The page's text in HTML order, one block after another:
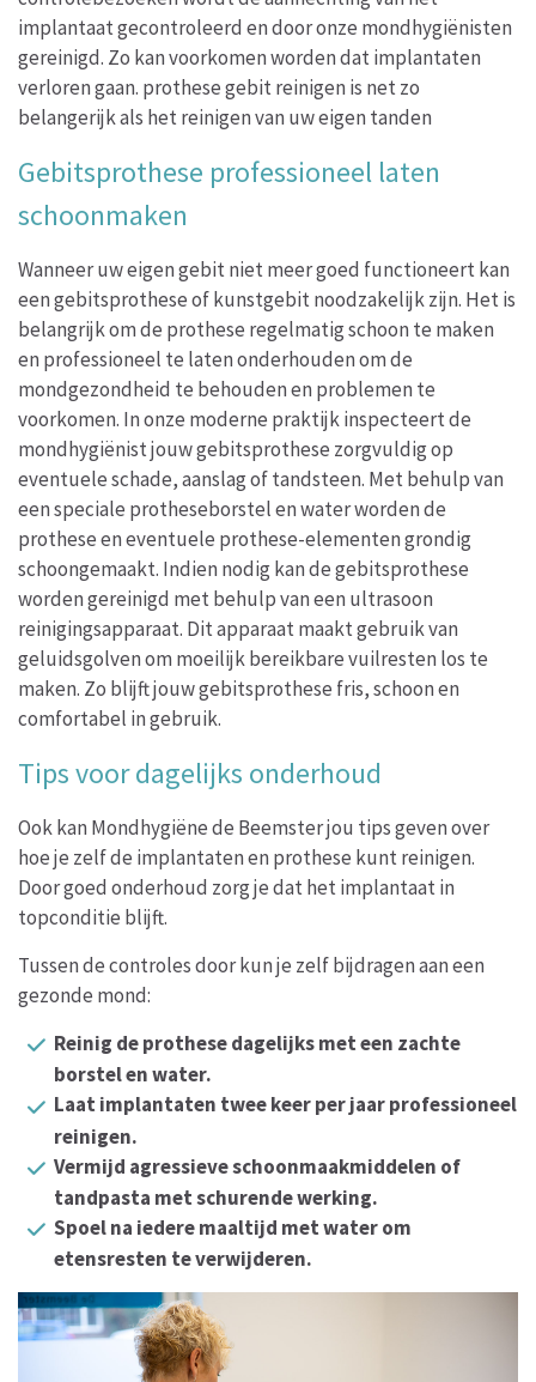
implantaat gecontroleerd en door onze mondhygiënisten
gereinigd. Zo kan voorkomen worden dat implantaten
verloren gaan. prothese gebit reinigen is net zo
belangerijk als het reinigen van uw eigen tanden
Gebitsprothese professioneel laten
schoonmaken
Wanneer uw eigen gebit niet meer goed functioneert kan
een gebitsprothese of kunstgebit noodzakelijk zijn. Het is
belangrijk om de prothese regelmatig schoon te maken
en professioneel te laten onderhouden om de
mondgezondheid te behouden en problemen te
voorkomen. In onze moderne praktijk inspecteert de
mondhygiënist jouw gebitsprothese zorgvuldig op
eventuele schade, aanslag of tandsteen. Met behulp van
een speciale protheseborstel en water worden de
prothese en eventuele prothese-elementen grondig
schoongemaakt. Indien nodig kan de gebitsprothese
worden gereinigd met behulp van een ultrasoon
reinigingsapparaat. Dit apparaat maakt gebruik van
geluidsgolven om moeilijk bereikbare vuilresten los te
maken. Zo blijft jouw gebitsprothese fris, schoon en
comfortabel in gebruik.
Tips voor dagelijks onderhoud
Ook kan Mondhygiëne de Beemster jou tips geven over
hoe je zelf de implantaten en prothese kunt reinigen.
Door goed onderhoud zorg je dat het implantaat in
topconditie blijft.
Tussen de controles door kun je zelf bijdragen aan een
gezonde mond:
Reinig de prothese dagelijks met een zachte
borstel en water.
Laat implantaten twee keer per jaar professioneel
reinigen.
Vermijd agressieve schoonmaakmiddelen of
tandpasta met schurende werking.
Spoel na iedere maaltijd met water om
etensresten te verwijderen.